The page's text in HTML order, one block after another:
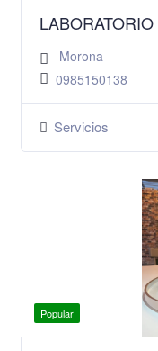
Morona
0985150138
Servicios
Popular